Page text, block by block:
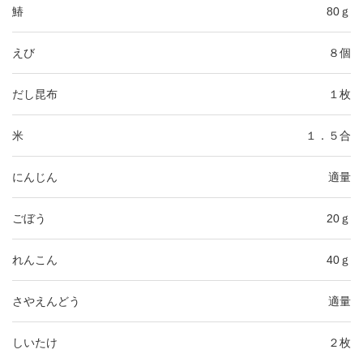
鰆 80ｇ
えび ８個
だし昆布 １枚
米 １．５合
にんじん 適量
ごぼう 20ｇ
れんこん 40ｇ
さやえんどう 適量
しいたけ ２枚